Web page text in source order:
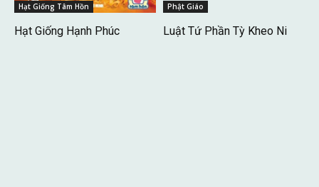
Hạt Giống Tâm Hồn
Hạt Giống Hạnh Phúc
Phật Giáo
Luật Tứ Phần Tỳ Kheo Ni